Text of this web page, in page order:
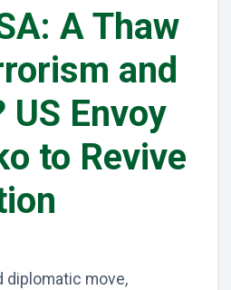
A Thaw
and
US Envoy
to Revive
diplomatic move,